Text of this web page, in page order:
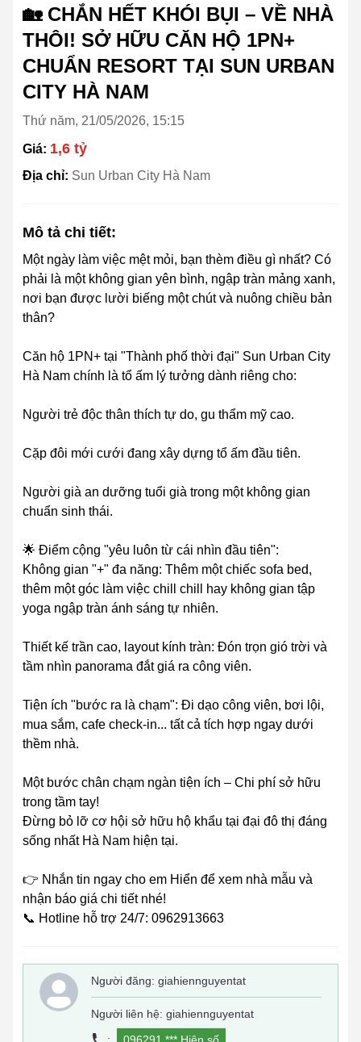
🏡 CHẮN HẾT KHÓI BỤI – VỀ NHÀ
THÔI! SỞ HỮU CĂN HỘ 1PN+
CHUẨN RESORT TẠI SUN URBAN
CITY HÀ NAM
Thứ năm, 21/05/2026, 15:15
Giá: 1,6 tỷ
Địa chỉ: Sun Urban City Hà Nam
Mô tả chi tiết:
Một ngày làm việc mệt mỏi, bạn thèm điều gì nhất? Có
phải là một không gian yên bình, ngập tràn mảng xanh,
nơi bạn được lười biếng một chút và nuông chiều bản
thân?
Căn hộ 1PN+ tại "Thành phố thời đại" Sun Urban City
Hà Nam chính là tổ ấm lý tưởng dành riêng cho:
Người trẻ độc thân thích tự do, gu thẩm mỹ cao.
Cặp đôi mới cưới đang xây dựng tổ ấm đầu tiên.
Người già an dưỡng tuổi già trong một không gian
chuẩn sinh thái.
🌟 Điểm cộng "yêu luôn từ cái nhìn đầu tiên":
Không gian "+" đa năng: Thêm một chiếc sofa bed,
thêm một góc làm việc chill chill hay không gian tập
yoga ngập tràn ánh sáng tự nhiên.
Thiết kế trần cao, layout kính tràn: Đón trọn gió trời và
tầm nhìn panorama đắt giá ra công viên.
Tiện ích "bước ra là chạm": Đi dạo công viên, bơi lội,
mua sắm, cafe check-in... tất cả tích hợp ngay dưới
thềm nhà.
Một bước chân chạm ngàn tiện ích – Chi phí sở hữu
trong tầm tay!
Đừng bỏ lỡ cơ hội sở hữu hộ khẩu tại đại đô thị đáng
sống nhất Hà Nam hiện tại.
👉 Nhắn tin ngay cho em Hiển để xem nhà mẫu và
nhận báo giá chi tiết nhé!
📞 Hotline hỗ trợ 24/7: 0962913663
Người đăng: giahiennguyentat
Người liên hệ: giahiennguyentat